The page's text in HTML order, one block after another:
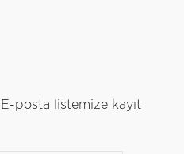
E-posta listemize kayıt